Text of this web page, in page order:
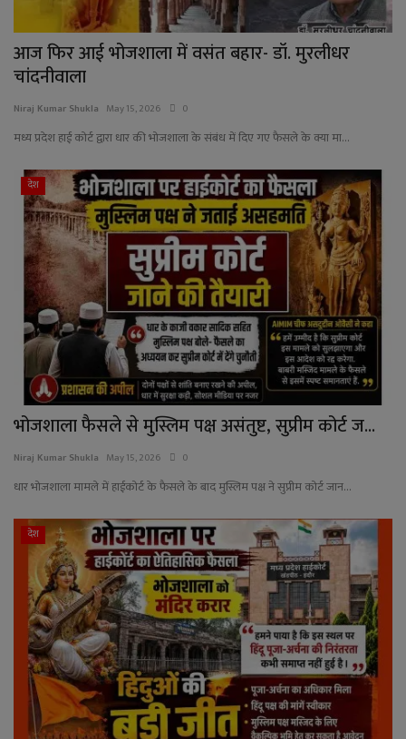
आज फिर आई भोजशाला में वसंत बहार- डॉ. मुरलीधर
चांदनीवाला
Niraj Kumar Shukla May 15, 2026 0
मध्य प्रदेश हाई कोर्ट द्वारा धार की भोजशाला के संबंध में दिए गए फैसले के क्या मा...
देश
भोजशाला फैसले से मुस्लिम पक्ष असंतुष्ट, सुप्रीम कोर्ट ज...
Niraj Kumar Shukla May 15, 2026 0
धार भोजशाला मामले में हाईकोर्ट के फैसले के बाद मुस्लिम पक्ष ने सुप्रीम कोर्ट जान...
देश